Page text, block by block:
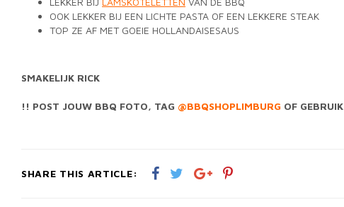
OOK LEKKER BIJ EEN LICHTE PASTA OF EEN LEKKERE STEAK
TOP ZE AF MET GOEIE HOLLANDAISESAUS
SMAKELIJK RICK
!! POST JOUW BBQ FOTO, TAG @BBQSHOPLIMBURG OF GEBRUIK
SHARE THIS ARTICLE: